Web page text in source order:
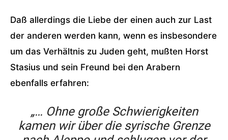
Daß allerdings die Liebe der einen auch zur Last
der anderen werden kann, wenn es insbesondere
um das Verhältnis zu Juden geht, mußten Horst
Stasius und sein Freund bei den Arabern
ebenfalls erfahren:
„… Ohne große Schwierigkeiten
kamen wir über die syrische Grenze